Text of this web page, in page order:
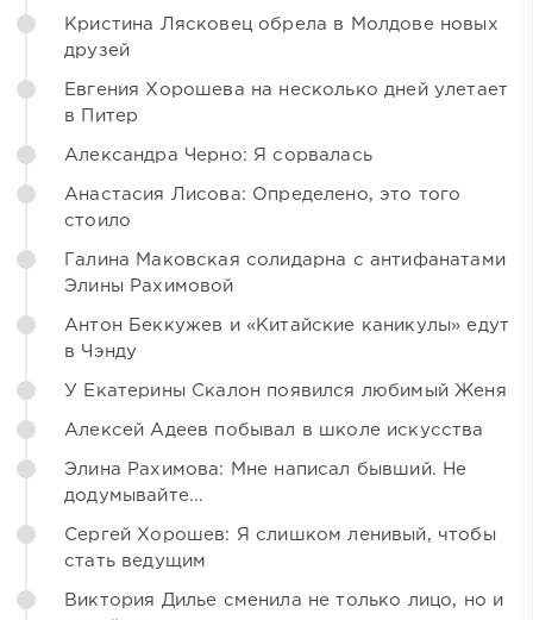
Кристина Лясковец обрела в Молдове новых
друзей
Евгения Хорошева на несколько дней улетает
в Питер
Александра Черно: Я сорвалась
Анастасия Лисова: Определено, это того
стоило
Галина Маковская солидарна с антифанатами
Элины Рахимовой
Антон Беккужев и «Китайские каникулы» едут
в Чэнду
У Екатерины Скалон появился любимый Женя
Алексей Адеев побывал в школе искусства
Элина Рахимова: Мне написал бывший. Не
додумывайте...
Сергей Хорошев: Я слишком ленивый, чтобы
стать ведущим
Виктория Дилье сменила не только лицо, но и